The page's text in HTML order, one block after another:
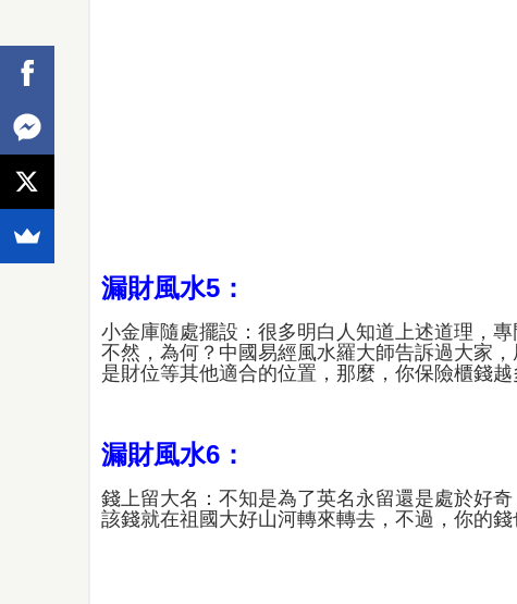
漏財風水5：
小金庫隨處擺設：很多明白人知道上述道理，
不然，為何？中國易經風水羅大師告訴過大家
是財位等其他適合的位置，那麼，你保險櫃錢越
漏財風水6：
錢上留大名：不知是為了英名永留還是處於好
該錢就在祖國大好山河轉來轉去，不過，你的